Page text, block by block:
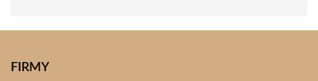
FIRMY